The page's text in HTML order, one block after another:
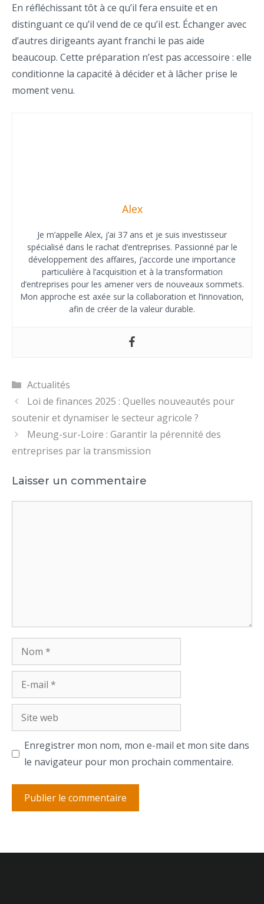
En réfléchissant tôt à ce qu’il fera ensuite et en
distinguant ce qu’il vend de ce qu’il est. Échanger avec
d’autres dirigeants ayant franchi le pas aide
beaucoup. Cette préparation n’est pas accessoire : elle
conditionne la capacité à décider et à lâcher prise le
moment venu.
Alex
Je m’appelle Alex, j’ai 37 ans et je suis investisseur
spécialisé dans le rachat d’entreprises. Passionné par le
développement des affaires, j’accorde une importance
particulière à l’acquisition et à la transformation
d’entreprises pour les amener vers de nouveaux sommets.
Mon approche est axée sur la collaboration et l’innovation,
afin de créer de la valeur durable.
Catégories
Actualités
Loi de finances 2025 : Quelles nouveautés pour
soutenir et dynamiser le secteur agricole ?
Meung-sur-Loire : Garantir la pérennité des
entreprises par la transmission
Laisser un commentaire
Nom
mail
Site
web
Enregistrer mon nom, mon e-mail et mon site dans
le navigateur pour mon prochain commentaire.